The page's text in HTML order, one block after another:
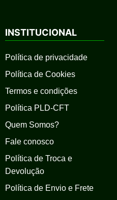
INSTITUCIONAL
Política de privacidade
Política de Cookies
Termos e condições
Política PLD-CFT
Quem Somos?
Fale conosco
Política de Troca e
Devolução
Política de Envio e Frete